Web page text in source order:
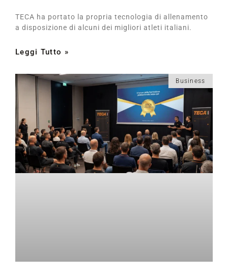
TECA ha portato la propria tecnologia di allenamento
a disposizione di alcuni dei migliori atleti italiani.
Leggi Tutto »
Business